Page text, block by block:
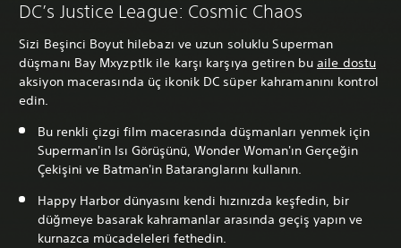
DC’s Justice League: Cosmic Chaos
Sizi Beşinci Boyut hilebazı ve uzun soluklu Superman
düşmanı Bay Mxyzptlk ile karşı karşıya getiren bu aile dostu
aksiyon macerasında üç ikonik DC süper kahramanını kontrol
edin.
Bu renkli çizgi film macerasında düşmanları yenmek için
Superman'in Isı Görüşünü, Wonder Woman'ın Gerçeğin
Çekişini ve Batman'in Bataranglarını kullanın.
Happy Harbor dünyasını kendi hızınızda keşfedin, bir
düğmeye basarak kahramanlar arasında geçiş yapın ve
kurnazca mücadeleleri fethedin.